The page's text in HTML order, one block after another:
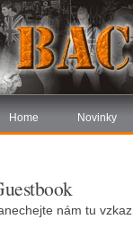
Home Novinky
nám tu vzkaz